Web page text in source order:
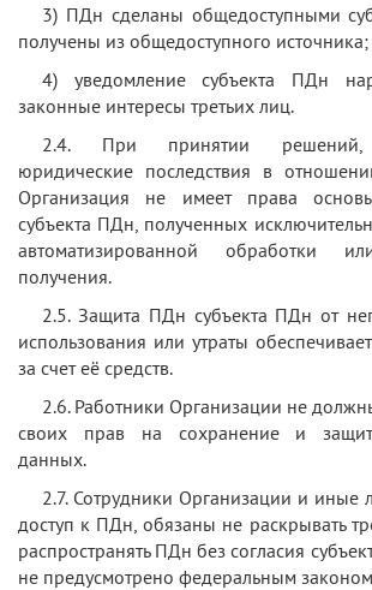
3) ПДн сделаны общедоступными
получены из общедоступного источника;
4) уведомление субъекта ПДн
законные интересы третьих лиц.
2.4. При принятии решений,
юридические последствия в
Организация не имеет права
субъекта ПДн, полученных
автоматизированной обработки
получения.
2.5. Защита ПДн субъекта ПДн от
использования или утраты
за счет её средств.
2.6. Работники Организации не
своих прав на сохранение и
данных.
2.7. Сотрудники Организации и иные
доступ к ПДн, обязаны не раскрывать
распространять ПДн без согласия
не предусмотрено федеральным